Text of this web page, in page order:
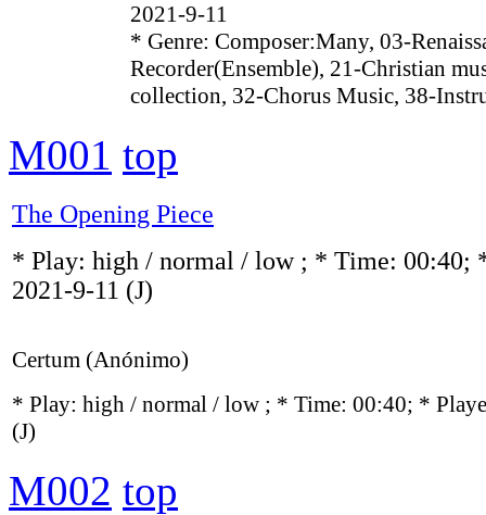
2021-9-11
* Genre: Composer:Many, 03-
Recorder(Ensemble), 21-Christian
collection, 32-Chorus Music, 38-
M001 top
The Opening Piece
* Play: high / normal / low ; * Time: 00:40;
2021-9-11 (J)
Certum (Anónimo)
* Play: high / normal / low ; * Time: 00:40; *
(J)
M002 top